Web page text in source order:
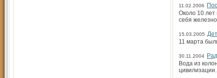
11.02.2006
Около 10 лет
себя
15.03.2005
11 марта
30.11.2004
Вода из